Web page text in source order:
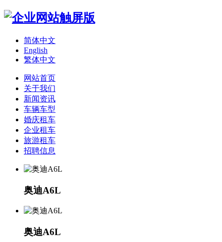
简体中文
English
繁体中文
网站首页
关于我们
新闻资讯
车辆车型
婚庆租车
企业租车
旅游租车
招聘信息
奥迪A6L
奥迪A6L